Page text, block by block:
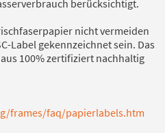
berücksichtigt.
nicht vermeiden
Label gekennzeichnet sein. Das
100% zertifiziert nachhaltig
frames/faq/papierlabels.htm